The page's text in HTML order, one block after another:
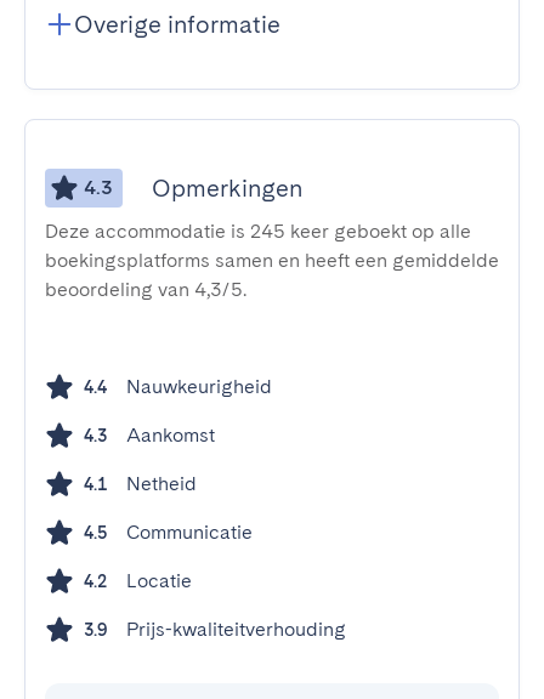
Overige informatie
4.3 Opmerkingen
Deze accommodatie is 245 keer geboekt op alle
boekingsplatforms samen en heeft een gemiddelde
beoordeling van 4,3/5.
4.4 Nauwkeurigheid
4.3 Aankomst
4.1 Netheid
4.5 Communicatie
4.2 Locatie
3.9 Prijs-kwaliteitverhouding